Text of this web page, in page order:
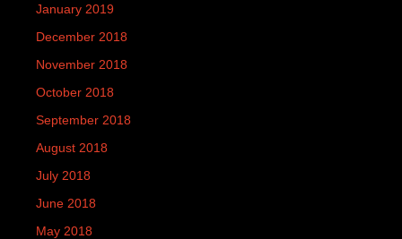
January 2019
December 2018
November 2018
October 2018
September 2018
August 2018
July 2018
June 2018
May 2018